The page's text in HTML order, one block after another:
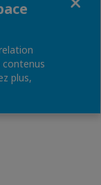
contenus
plus,